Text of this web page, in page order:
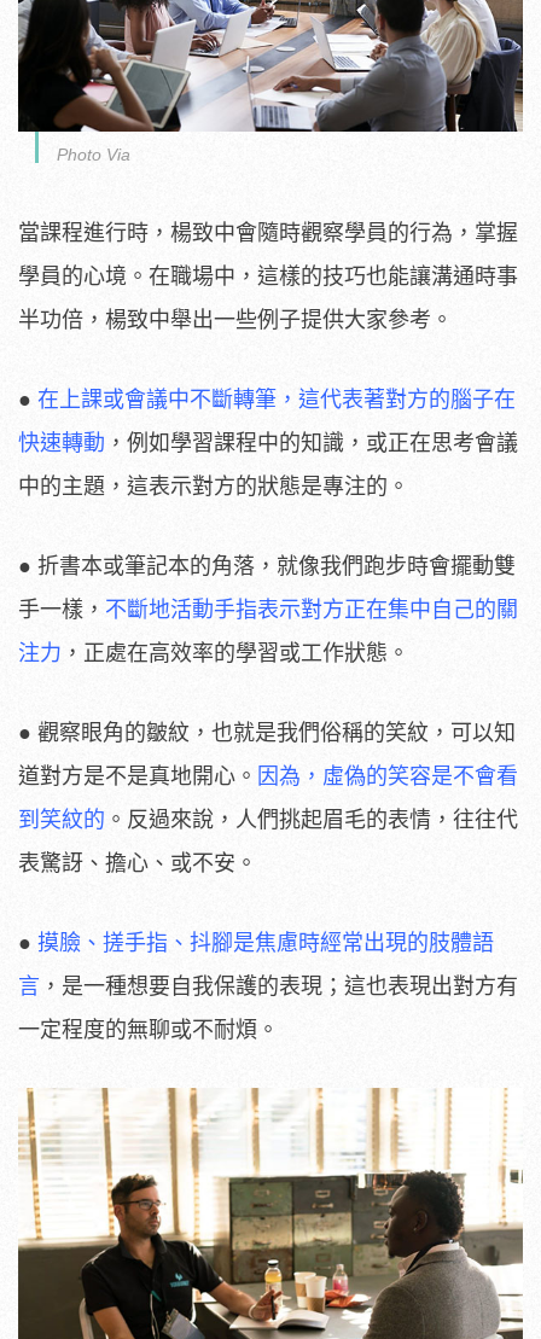
Photo Via
當課程進行時，楊致中會隨時觀察學員的行為，掌握
學員的心境。在職場中，這樣的技巧也能讓溝通時事
半功倍，楊致中舉出一些例子提供大家參考。
● 在上課或會議中不斷轉筆，這代表著對方的腦子在
快速轉動 ，例如學習課程中的知識，或正在思考會議
中的主題，這表示對方的狀態是專注的。
● 折書本或筆記本的角落，就像我們跑步時會擺動雙
手一樣， 不斷地活動手指表示對方正在集中自己的關
注力 ，正處在高效率的學習或工作狀態。
● 觀察眼角的皺紋，也就是我們俗稱的笑紋，可以知
道對方是不是真地開心。 因為，虛偽的笑容是不會看
到笑紋的 。反過來說，人們挑起眉毛的表情，往往代
表驚訝、擔心、或不安。
● 摸臉、搓手指、抖腳是焦慮時經常出現的肢體語
言 ，是一種想要自我保護的表現；這也表現出對方有
一定程度的無聊或不耐煩。